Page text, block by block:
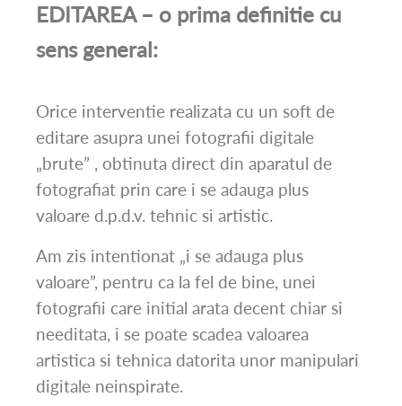
EDITAREA – o prima definitie cu
sens general:
Orice interventie realizata cu un soft de
editare asupra unei fotografii digitale
„brute” , obtinuta direct din aparatul de
fotografiat prin care i se adauga plus
valoare d.p.d.v. tehnic si artistic.
Am zis intentionat „i se adauga plus
valoare”, pentru ca la fel de bine, unei
fotografii care initial arata decent chiar si
needitata, i se poate scadea valoarea
artistica si tehnica datorita unor manipulari
digitale neinspirate.